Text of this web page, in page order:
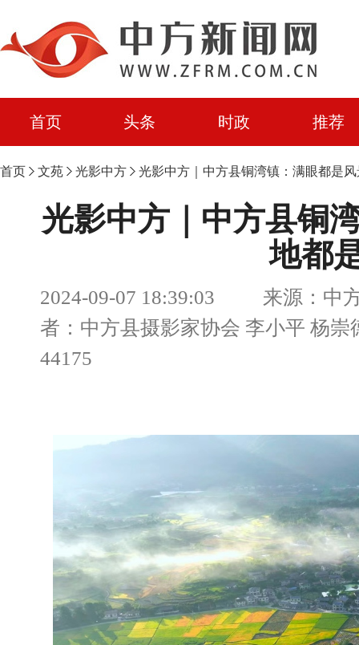
首页 头条 时政 推荐
首页 文苑 光影中方 光影中方｜中方县铜湾镇：满眼都是
光影中方｜中方县铜
地都
2024-09-07 18:39:03 来源：中方
者：中方县摄影家协会 李小平
44175